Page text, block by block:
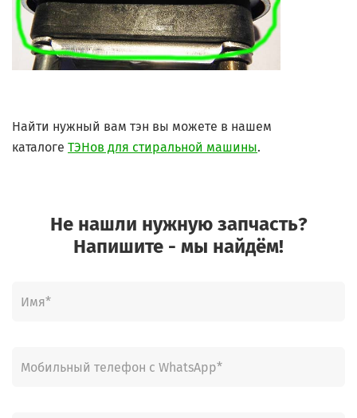
Найти нужный вам тэн вы можете в нашем
каталоге ТЭНов для стиральной машины.
Не нашли нужную запчасть?
Напишите - мы найдём!